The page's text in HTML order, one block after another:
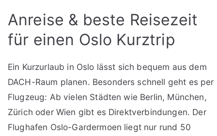
Anreise & beste Reisezeit
für einen Oslo Kurztrip
Ein Kurzurlaub in Oslo lässt sich bequem aus dem
DACH-Raum planen. Besonders schnell geht es per
Flugzeug: Ab vielen Städten wie Berlin, München,
Zürich oder Wien gibt es Direktverbindungen. Der
Flughafen Oslo-Gardermoen liegt nur rund 50